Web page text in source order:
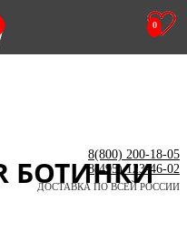
0
8(800) 200-18-05
8(495) 123-46-02
ДОСТАВКА ПО ВСЕЙ РОССИИ
БОТИНКИ